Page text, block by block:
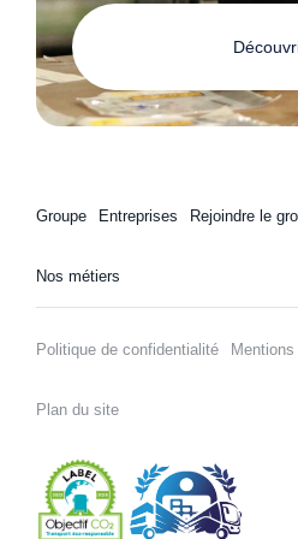
Groupe Entreprises Rejoindre le
Nos métiers
Politique de confidentialité
Plan du site